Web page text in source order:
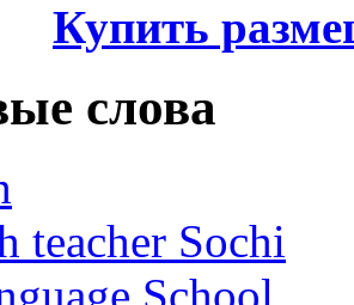
Купить
слова
teacher Sochi